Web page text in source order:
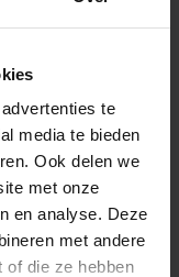
te
media te bieden
Ook delen we
met onze
en analyse. Deze
met andere
of die ze hebben